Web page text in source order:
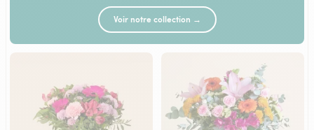
Voir notre collection →